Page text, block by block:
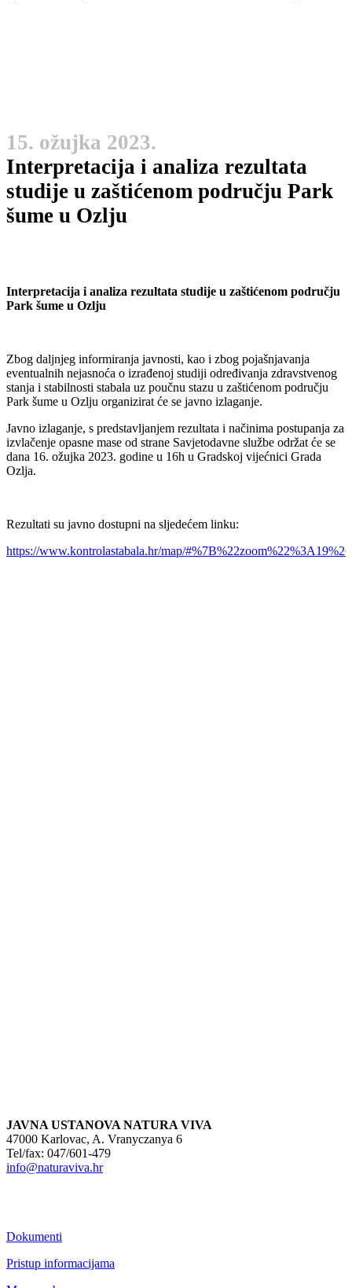
15. ožujka 2023.
Interpretacija i analiza rezultata
studije u zaštićenom području Park
šume u Ozlju
Interpretacija i analiza rezultata studije u zaštićenom području
Park šume u Ozlju
Zbog daljnjeg informiranja javnosti, kao i zbog pojašnjavanja
eventualnih nejasnoća o izrađenoj studiji određivanja zdravstvenog
stanja i stabilnosti stabala uz poučnu stazu u zaštićenom području
Park šume u Ozlju organizirat će se javno izlaganje.
Javno izlaganje, s predstavljanjem rezultata i načinima postupanja za
izvlačenje opasne mase od strane Savjetodavne službe održat će se
dana 16. ožujka 2023. godine u 16h u Gradskoj vijećnici Grada
Ozlja.
Rezultati su javno dostupni na sljedećem linku:
https://www.kontrolastabala.hr/map/
JAVNA USTANOVA NATURA VIVA
47000 Karlovac, A. Vranyczanya 6
Tel/fax: 047/601-479
info@naturaviva.hr
Dokumenti
Pristup informacijama